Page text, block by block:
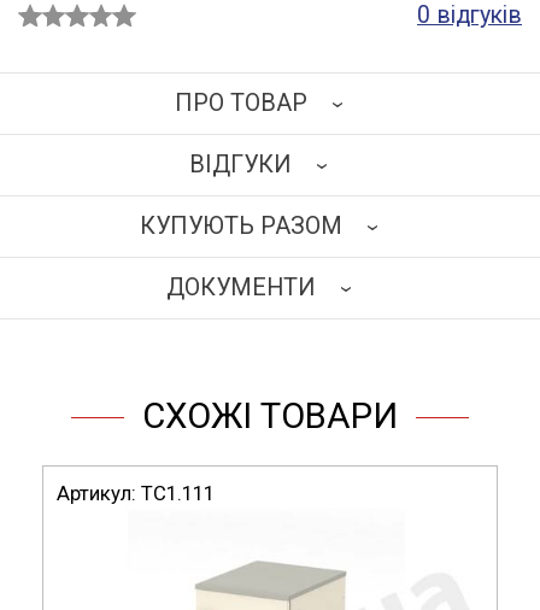
0 відгуків
ПРО ТОВАР
Каркас виготовлений із травмобезпечного
алюмінієвого сплаву перетином 25х25 мм.
Наповнення: ламінована деревинно-стружкова плита
кромкою ПВХ 2 мм.
Тумба обладнана висувним ящиком і дверцятами з
регульованою полицею усередині (направляючі
повного висування). На верхній ящик встановлений
замок.
Розміри (ДхГхВ), мм: 600x500x700.
ВІДГУКИ
НАПИСАТИ ВІДГУК
КУПУЮТЬ РАЗОМ
ДОКУМЕНТИ
СХОЖІ ТОВАРИ
Артикул:ТС1.111